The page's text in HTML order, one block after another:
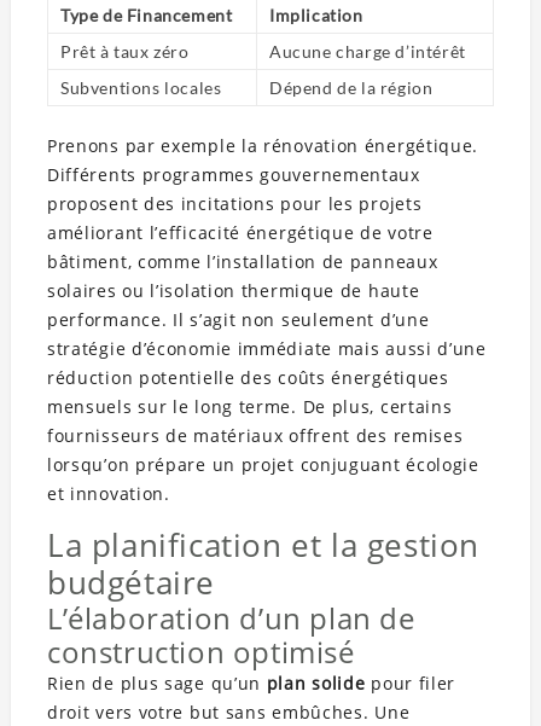
Type de Financement
Implication
Prêt à taux zéro
Aucune charge d’intérêt
Subventions locales
Dépend de la région
Prenons par exemple la rénovation énergétique.
Différents programmes gouvernementaux
proposent des incitations pour les projets
améliorant l’efficacité énergétique de votre
bâtiment, comme l’installation de panneaux
solaires ou l’isolation thermique de haute
performance. Il s’agit non seulement d’une
stratégie d’économie immédiate mais aussi d’une
réduction potentielle des coûts énergétiques
mensuels sur le long terme. De plus, certains
fournisseurs de matériaux offrent des remises
lorsqu’on prépare un projet conjuguant écologie
et innovation.
La planification et la gestion
budgétaire
L’élaboration d’un plan de
construction optimisé
Rien de plus sage qu’un plan solide pour filer
droit vers votre but sans embûches. Une